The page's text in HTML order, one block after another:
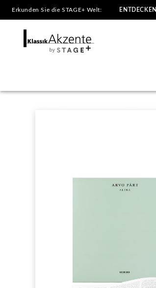
ECM
Sounds
KlassikAkzente
Erkunden Sie die STAGE+ Welt: ENTDECKEN